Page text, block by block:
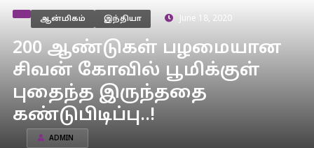
ஆன்மிகம் இந்தியா June 18, 2020
200 ஆண்டுகள் பழமையான
சிவன் கோவில் பூமிக்குள்
புதைந்த இருந்ததை
கண்டுபிடிப்பு..!
ADMIN